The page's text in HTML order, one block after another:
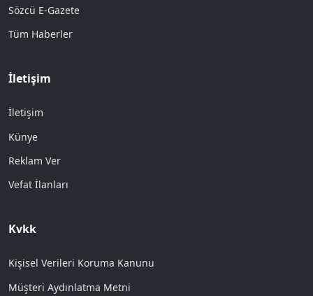
Sözcü E-Gazete
Tüm Haberler
İletişim
İletişim
Künye
Reklam Ver
Vefat İlanları
Kvkk
Kişisel Verileri Koruma Kanunu
Müşteri Aydınlatma Metni